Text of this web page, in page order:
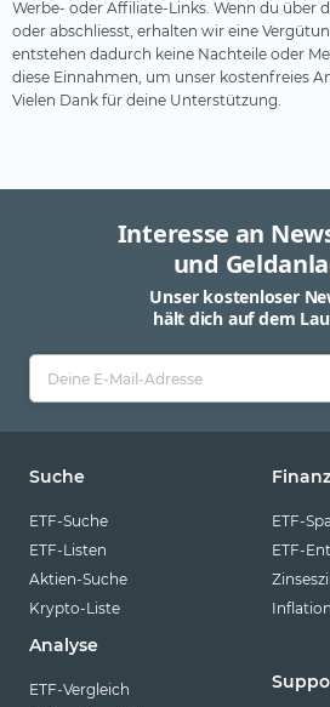
Werbe- oder Affiliate-Links. Wenn du über
oder abschliesst, erhalten wir eine
entstehen dadurch keine Nachteile oder
diese Einnahmen, um unser kostenfreies
Vielen Dank für deine Unterstützung.
Interesse an
und
Unser kostenloser
hält dich auf dem
Suche
ETF-Suche
ETF-Listen
Aktien-Suche
Krypto-Liste
Analyse
ETF-Vergleich
ETF-
ETF-